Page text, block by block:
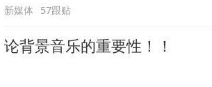
新媒体 57跟贴
论背景音乐的重要性！！